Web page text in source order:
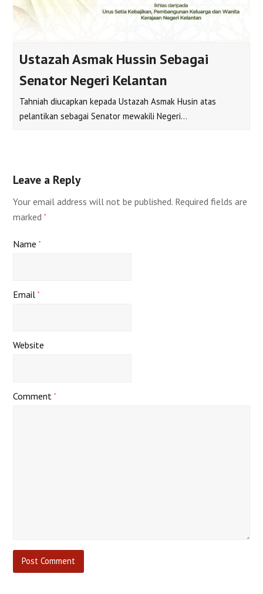
Ustazah Asmak Hussin Sebagai
Senator Negeri Kelantan
Tahniah diucapkan kepada Ustazah Asmak Husin atas
pelantikan sebagai Senator mewakili Negeri…
Leave a Reply
Your email address will not be published. Required fields are
marked*
Name*
Email*
Website
Comment*